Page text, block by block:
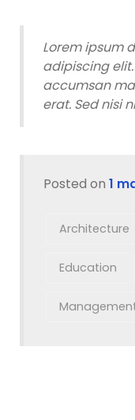
Lorem ipsum
adipiscing
accumsan
erat. Sed nisi
Posted on 1
Architecture
Education